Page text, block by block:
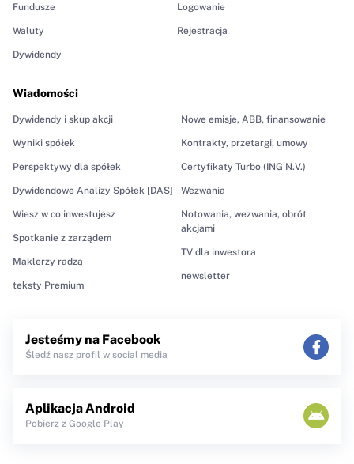
Fundusze
Waluty
Dywidendy
Wiadomości
Dywidendy i skup akcji
Wyniki spółek
Perspektywy dla spółek
Dywidendowe Analizy Spółek [DAS]
Wiesz w co inwestujesz
Spotkanie z zarządem
Maklerzy radzą
teksty Premium
Nowe emisje, ABB, finansowanie
Kontrakty, przetargi, umowy
Certyfikaty Turbo (ING N.V.)
Wezwania
Notowania, wezwania, obrót
akcjami
TV dla inwestora
newsletter
Logowanie
Rejestracja
Jesteśmy na Facebook
Śledź nasz profil w social media
Aplikacja Android
Pobierz z Google Play